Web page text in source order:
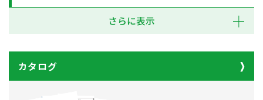
さらに表示
カタログ